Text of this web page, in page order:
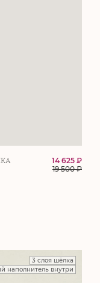
14 625 ₽
19 500₽
3 слоя шёлка
наполнитель внутри